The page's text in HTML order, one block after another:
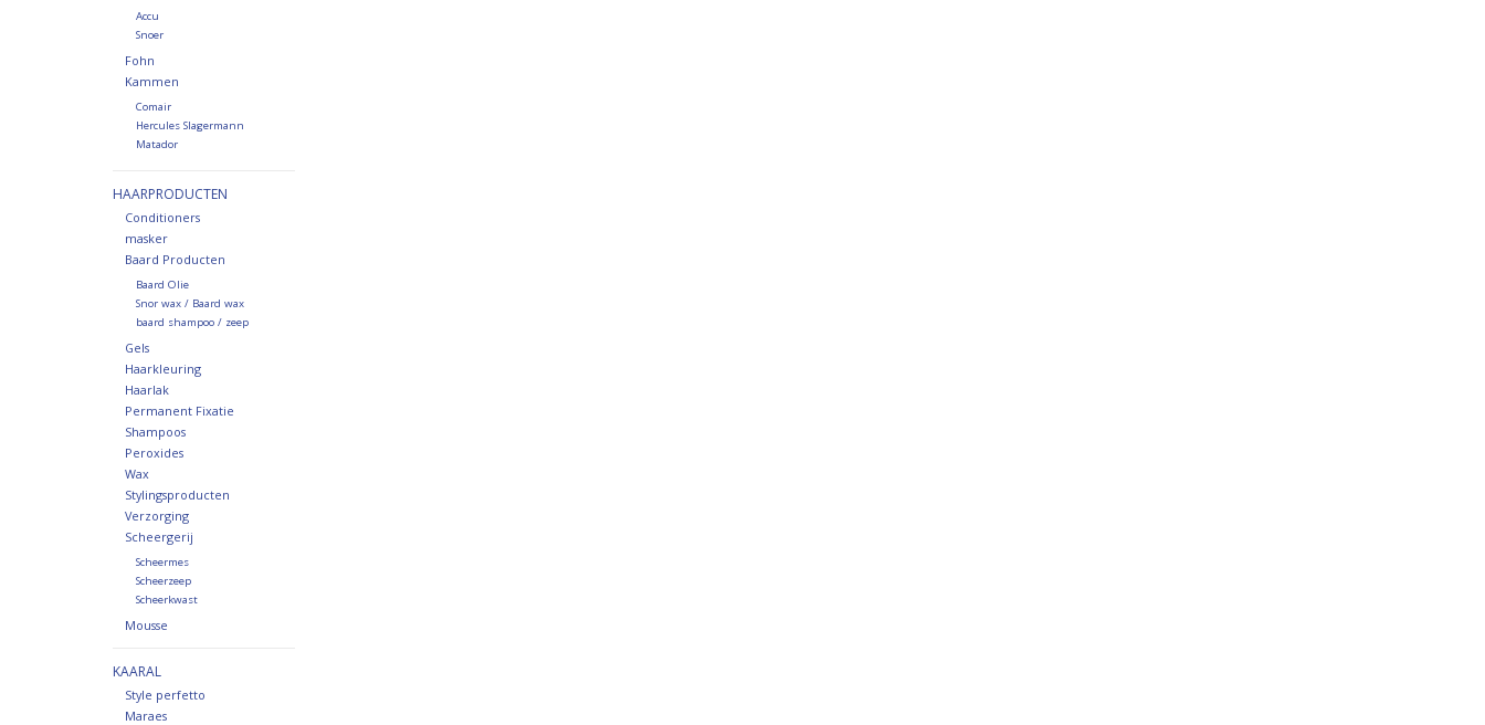
Accu
Snoer
Fohn
Kammen
Comair
Hercules Slagermann
Matador
HAARPRODUCTEN
Conditioners
masker
Baard Producten
Baard Olie
Snor wax / Baard wax
baard shampoo / zeep
Gels
Haarkleuring
Haarlak
Permanent Fixatie
Shampoos
Peroxides
Wax
Stylingsproducten
Verzorging
Scheergerij
Scheermes
Scheerzeep
Scheerkwast
Mousse
KAARAL
Style perfetto
Maraes